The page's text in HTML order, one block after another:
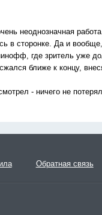
неоднозначная
в сторонке. Да и
где зритель уже
ближе к концу,
- ничего не
Обратная связь